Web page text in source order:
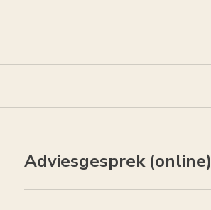
Adviesgesprek (online)